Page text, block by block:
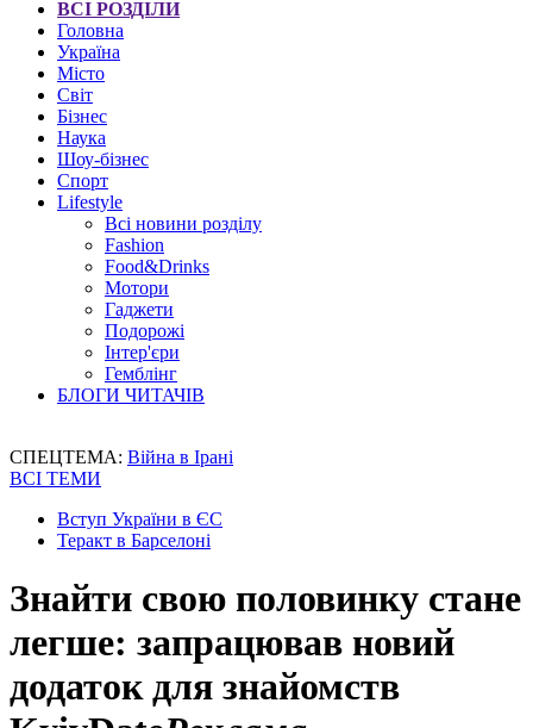
ВСІ РОЗДІЛИ
Головна
Україна
Місто
Світ
Бізнес
Наука
Шоу-бізнес
Спорт
Lifestyle
Всі новини розділу
Fashion
Food&Drinks
Мотори
Гаджети
Подорожі
Інтер'єри
Гемблінг
БЛОГИ ЧИТАЧІВ
СПЕЦТЕМА: Війна в Ірані
ВСІ ТЕМИ
Вступ України в ЄС
Теракт в Барселоні
Знайти свою половинку стане
легше: запрацював новий
додаток для знайомств